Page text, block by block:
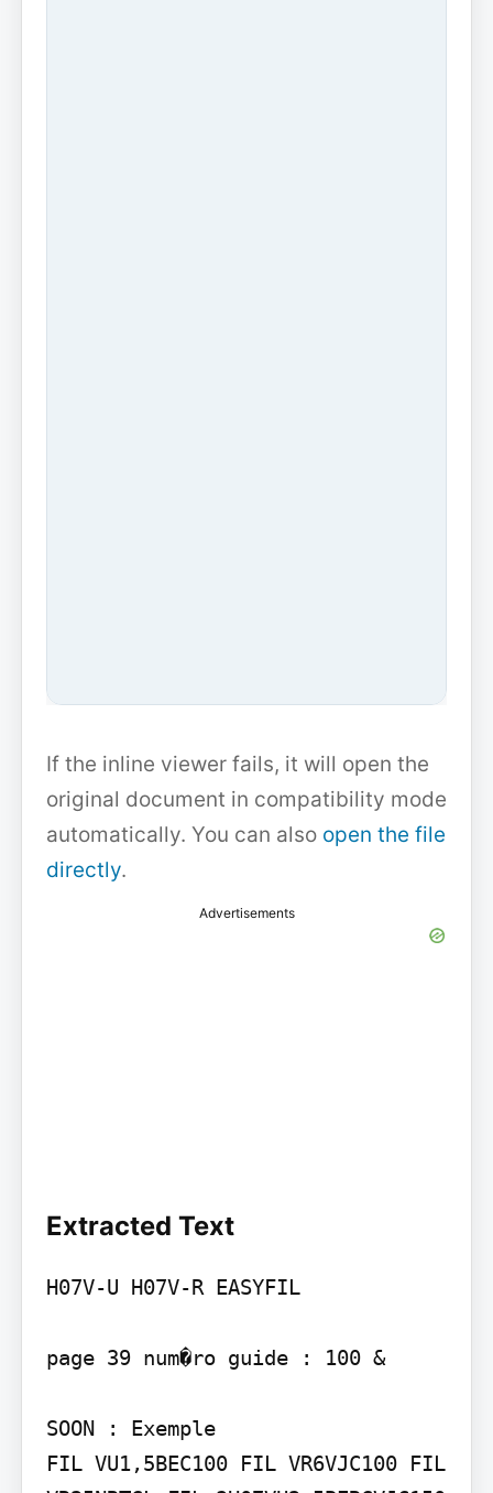
If the inline viewer fails, it will open the
original document in compatibility mode
automatically. You can also open the file
directly.
Advertisements
Extracted Text
H07V-U H07V-R EASYFIL
page 39 num�ro guide : 100 &
SOON : Exemple
FIL VU1,5BEC100 FIL VR6VJC100 FIL